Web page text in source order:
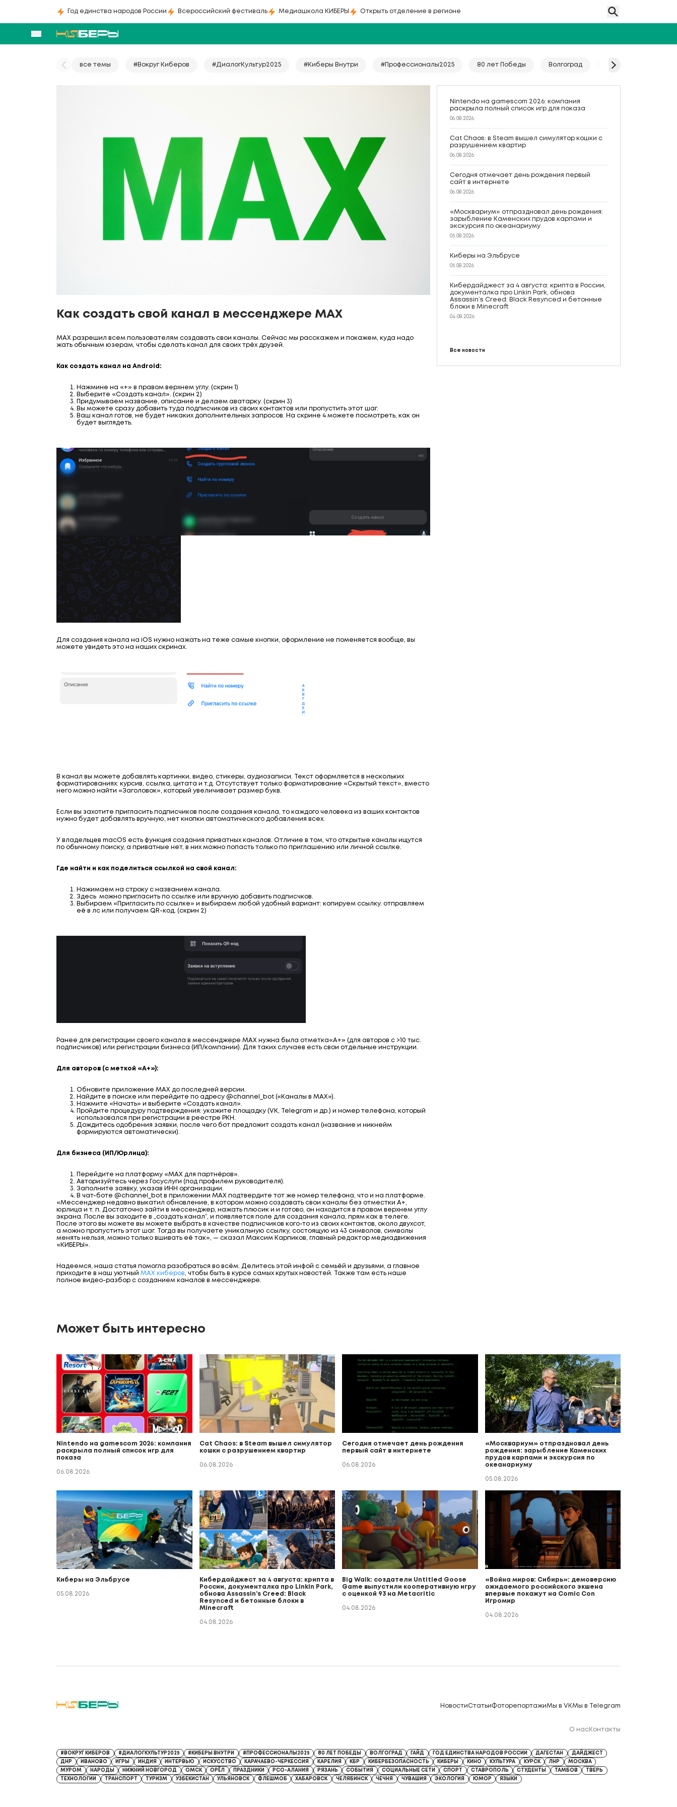
Год единства народов России Всероссийский фестиваль Медиашкола КИБЕРЫ Открыть отделение в регионе
все темы #Вокруг Киберов #ДиалогКультур2025 #Киберы Внутри #Профессионалы2025 80 лет Победы Волгоград Гайд
Как создать свой канал в мессенджере МАХ
МАХ разрешил всем пользователям создавать свои каналы. Сейчас мы расскажем и покажем, куда надо
жать обычным юзерам, чтобы сделать канал для своих трёх друзей.
Как создать канал на Android:
Нажмине на «+» в правом верхнем углу. (скрин 1)
Выберите «Создать канал». (скрин 2)
Придумываем название, описание и делаем аватарку. (скрин 3)
Вы можете сразу добавить туда подписчиков из своих контактов или пропустить этот шаг.
Ваш канал готов, не будет никаких дополнительных запросов. На скрине 4 можете посмотреть, как он
будет выглядеть.
Для создания канала на iOS нужно нажать на теже самые кнопки, оформление не поменяется вообще, вы
можете увидеть это на наших скринах.
В канал вы можете добавлять картинки, видео, стикеры, аудиозаписи. Текст оформляется в нескольких
форматированиях: курсив, ссылка, цитата и т.д. Отсутствует только форматирование «Скрытый текст», вместо
него можно найти «Заголовок», который увеличивает размер букв.
Если вы захотите пригласить подписчиков после создания канала, то каждого человека из ваших контактов
нужно будет добавлять вручную, нет кнопки автоматического добавления всех.
У владельцев macOS есть функция создания приватных каналов. Отличие в том, что открытые каналы ищутся
по обычному поиску, а приватные нет, в них можно попасть только по приглашению или личной ссылке.
Где найти и как поделиться ссылкой на свой канал:
Нажимаем на строку с названием канала.
Здесь можно пригласить по ссылке или вручную добавить подписчков.
Выбираем «Пригласить по ссылке» и выбираем любой удобный вариант: копируем ссылку. отправляем
её в лс или получаем QR-код. (скрин 2)
Ранее для регистрации своего канала в мессенджере МАХ нужна была отметка«А+» (для авторов с >10 тыс.
подписчиков) или регистрации бизнеса (ИП/компании). Для таких случаев есть свои отдельные инструкции.
Для авторов (с меткой «А+»):
Обновите приложение MAX до последней версии.
Найдите в поиске или перейдите по адресу @channel_bot («Каналы в MAX»).
Нажмите «Начать» и выберите «Создать канал».
Пройдите процедуру подтверждения: укажите площадку (VK, Telegram и др.) и номер телефона, который
использовался при регистрации в реестре РКН.
Дождитесь одобрения заявки, после чего бот предложит создать канал (название и никнейм
формируются автоматически).
Для бизнеса (ИП/Юрлица):
Перейдите на платформу «MAX для партнёров».
Авторизуйтесь через Госуслуги (под профилем руководителя).
Заполните заявку, указав ИНН организации.
В чат-боте @channel_bot в приложении MAX подтвердите тот же номер телефона, что и на платформе.
«Мессенджер недавно выкатил обновление, в котором можно создавать свои каналы без отместки А+,
юрлица и т. п. Достаточно зайти в мессенджер, нажать плюсик и и готово, он находится в правом верхнем углу
экрана. После вы заходите в „создать канал“, и появляется поле для создания канала, прям как в телеге.
После этого вы можете вы можете выбрать в качестве подписчиков кого-то из своих контактов, около двухсот,
а можно пропустить этот шаг. Тогда вы получаете уникальную ссылку, состоящую из 43 символов, символы
менять нельзя, можно только вшивать её так», — сказал Максим Карпиков, главный редактор медиадвижения
«КИБЕРЫ».
Надеемся, наша статья помогла разобраться во всём. Делитесь этой инфой с семьёй и друзьями, а главное
приходите в наш уютный МАХ киберов , чтобы быть в курсе самых крутых новостей. Также там есть наше
полное видео-разбор с созданием каналов в мессенджере.
Может быть интересно
Nintendo на gamescom 2026: компания
раскрыла полный список игр для
показа
06.08.2026
Cat Chaos: в Steam вышел симулятор
кошки с разрушением квартир
06.08.2026
Сегодня отмечает день рождения
первый сайт в интернете
06.08.2026
«Москвариум» отпраздновал день
рождения: зарыбление Каменских
прудов карпами и экскурсия по
океанариуму
05.08.2026
Киберы на Эльбрусе
05.08.2026
Кибердайджест за 4 августа: крипта в
России, документалка про Linkin Park,
обнова Assassin’s Creed: Black
Resynced и бетонные блоки в
Minecraft
04.08.2026
Big Walk: создатели Untitled Goose
Game выпустили кооперативную игру
с оценкой 93 на Metacritic
04.08.2026
«Война миров: Сибирь»: демоверсию
ожидаемого российского экшена
впервые покажут на Comic Con
Игромир
04.08.2026
Nintendo на gamescom 2026: компания
раскрыла полный список игр для показа
06.08.2026
Cat Chaos: в Steam вышел симулятор кошки с
разрушением квартир
06.08.2026
Сегодня отмечает день рождения первый
сайт в интернете
06.08.2026
«Москвариум» отпраздновал день рождения:
зарыбление Каменских прудов карпами и
экскурсия по океанариуму
05.08.2026
Киберы на Эльбрусе
05.08.2026
Кибердайджест за 4 августа: крипта в России,
документалка про Linkin Park, обнова
Assassin’s Creed: Black Resynced и бетонные
блоки в Minecraft
04.08.2026
Все новости
НовостиСтатьиФоторепортажиМы в VKМы в Telegram
О насКонтакты
#ВОКРУГ КИБЕРОВ #ДИАЛОГКУЛЬТУР2025 #КИБЕРЫ ВНУТРИ #ПРОФЕССИОНАЛЫ2025 80 ЛЕТ ПОБЕДЫ ВОЛГОГРАД ГАЙД ГОД ЕДИНСТВА НАРОДОВ РОССИИ ДАГЕСТАН
ДАЙДЖЕСТ
ДНР
ИВАНОВО ИГРЫ ИНДИЯ ИНТЕРВЬЮ ИСКУССТВО КАРАЧАЕВО-ЧЕРКЕССИЯ КАРЕЛИЯ КБР КИБЕРБЕЗОПАСНОСТЬ КИБЕРЫ КИНО КУЛЬТУРА КУРСК ЛНР
МОСКВА
МУРОМ
НАРОДЫ НИЖНИЙ НОВГОРОД ОМСК ОРЁЛ ПРАЗДНИКИ РСО-АЛАНИЯ РЯЗАНЬ СОБЫТИЯ СОЦИАЛЬНЫЕ СЕТИ СПОРТ СТАВРОПОЛЬ СТУДЕНТЫ ТАМБОВ
ТВЕРЬ
ТЕХНОЛОГИИ
ТРАНСПОРТ ТУРИЗМ УЗБЕКИСТАН УЛЬЯНОВСК ФЛЕШМОБ ХАБАРОВСК ЧЕЛЯБИНСК ЧЕЧНЯ ЧУВАШИЯ ЭКОЛОГИЯ ЮМОР ЯЗЫКИ